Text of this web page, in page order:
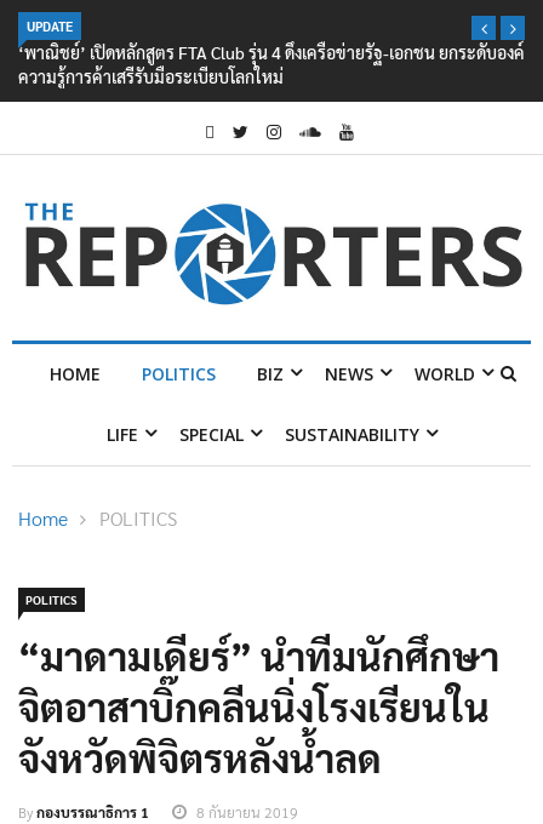
UPDATE
‘พาณิชย์’ เปิดหลักสูตร FTA Club รุ่น 4 ดึงเครือข่ายรัฐ-เอกชน ยกระดับองค์
ความรู้การค้าเสรีรับมือระเบียบโลกใหม่
HOME POLITICS BIZ NEWS WORLD
LIFE SPECIAL SUSTAINABILITY
Home POLITICS
POLITICS
“มาดามเดียร์” นำทีมนักศึกษา
จิตอาสาบิ๊กคลีนนิ่งโรงเรียนใน
จังหวัดพิจิตรหลังน้ำลด
Byกองบรรณาธิการ 1 8 กันยายน 2019